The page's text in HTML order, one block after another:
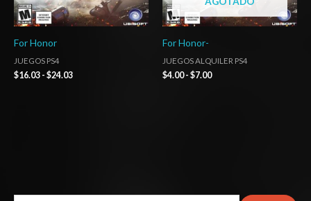
For Honor
JUEGOS PS4
$16.03 - $24.03
For Honor-
JUEGOS ALQUILER PS4
$4.00 - $7.00